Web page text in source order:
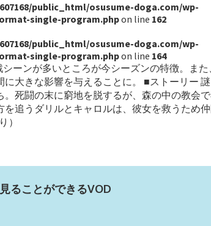
public_html/osusume-doga.com/wp-
single-program.phpon line 162
public_html/osusume-doga.com/wp-
single-program.phpon line 164
ーンが多いところが今シーズンの特徴。また
大きな影響を与えることに。 ■ストーリー
死闘の末に窮地を脱するが、森の中の教会
追うダリルとキャロルは、彼女を救うため
）
ることができるVOD